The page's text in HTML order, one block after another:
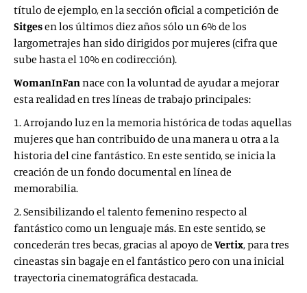
título de ejemplo, en la sección oficial a competición de
Sitgesen los últimos diez años sólo un 6% de los
largometrajes han sido dirigidos por mujeres (cifra que
sube hasta el 10% en codirección).
WomanInFannace con la voluntad de ayudar a mejorar
esta realidad en tres líneas de trabajo principales:
1. Arrojando luz en la memoria histórica de todas aquellas
mujeres que han contribuido de una manera u otra a la
historia del cine fantástico. En este sentido, se inicia la
creación de un fondo documental en línea de
memorabilia.
2. Sensibilizando el talento femenino respecto al
fantástico como un lenguaje más. En este sentido, se
concederán tres becas, gracias al apoyo deVertix, para tres
cineastas sin bagaje en el fantástico pero con una inicial
trayectoria cinematográfica destacada.